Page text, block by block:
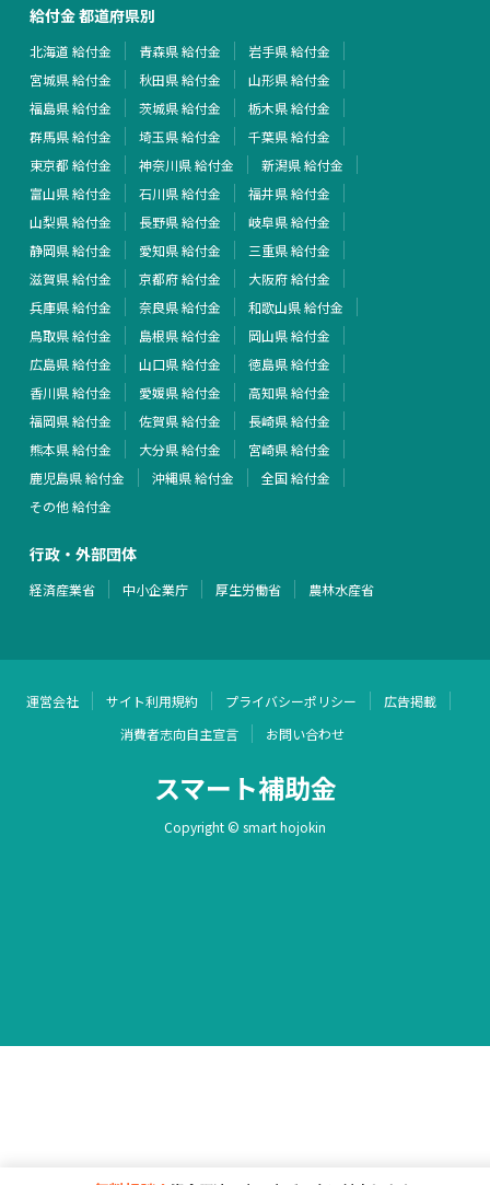
給付金 都道府県別
北海道 給付金 青森県 給付金
岩手県 給付金
宮城県 給付金
秋田県 給付金
山形県 給付金
福島県 給付金
茨城県 給付金
栃木県 給付金
群馬県 給付金
埼玉県 給付金
千葉県 給付金
東京都 給付金
神奈川県 給付金
新潟県 給付金
富山県 給付金
石川県 給付金
福井県 給付金
山梨県 給付金
長野県 給付金
岐阜県 給付金
静岡県 給付金
愛知県 給付金
三重県 給付金
滋賀県 給付金
京都府 給付金
大阪府 給付金
兵庫県 給付金
奈良県 給付金
和歌山県 給付金
鳥取県 給付金
島根県 給付金
岡山県 給付金
広島県 給付金
山口県 給付金
徳島県 給付金
香川県 給付金
愛媛県 給付金
高知県 給付金
福岡県 給付金
佐賀県 給付金
長崎県 給付金
熊本県 給付金
大分県 給付金
宮崎県 給付金
鹿児島県 給付金
沖縄県 給付金
全国 給付金
その他 給付金
行政・外部団体
経済産業省 中小企業庁 厚生労働省 農林水産省
運営会社 サイト利用規約 プライバシーポリシー
広告掲載
消費者志向自主宣言
お問い合わせ
スマート補助金
Copyright © smart hojokin